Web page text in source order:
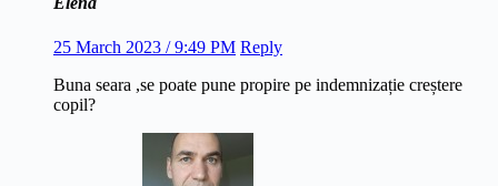
25 March 2023 / 9:49 PM Reply
Buna seara ,se poate pune propire pe indemnizație creștere
copil?